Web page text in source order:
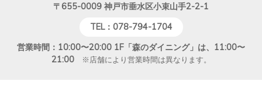
〒655-0009 神戸市垂水区小束山手2-2-1
TEL：078-794-1704
営業時間：10:00〜20:00 1F「森のダイニング」は、11:00〜
21:00※店舗により営業時間は異なります。